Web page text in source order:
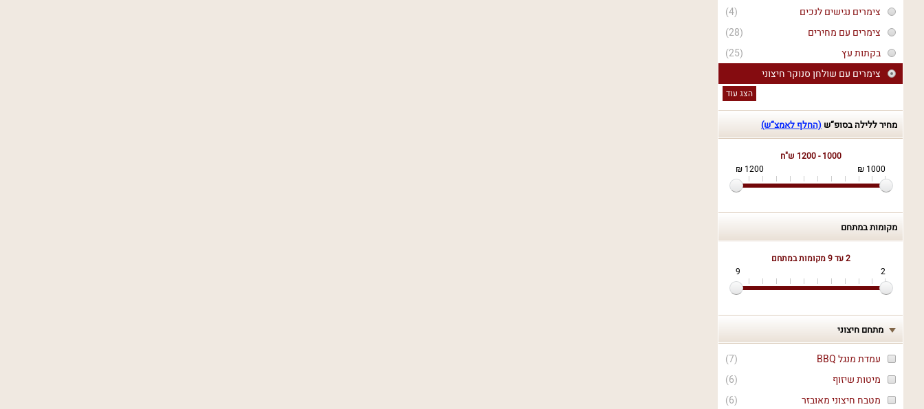
(4)
צימרים נגישים לנכים
(28)
צימרים עם מחירים
(25)
בקתות עץ
צימרים עם שולחן סנוקר חיצוני
הצג עוד
מחיר ללילה בסופ“ש (החלף לאמצ“ש)
1000 - 1200 ש"ח
1000 ₪
1200 ₪
מקומות במתחם
2 עד 9
מקומות במתחם
2
9
מתחם חיצוני
(
7
)
עמדת מנגל BBQ
(
6
)
מיטות שיזוף
(
6
)
מטבח חיצוני מאובזר